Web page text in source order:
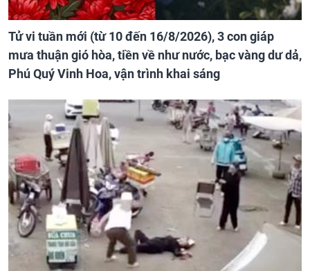
Tử vi tuần mới (từ 10 đến 16/8/2026), 3 con giáp
mưa thuận gió hòa, tiền về như nước, bạc vàng dư dả,
Phú Quý Vinh Hoa, vận trình khai sáng